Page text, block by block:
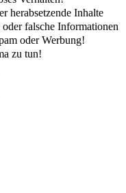
herabsetzende Inhalte
falsche Informationen
oder Werbung!
zu tun!